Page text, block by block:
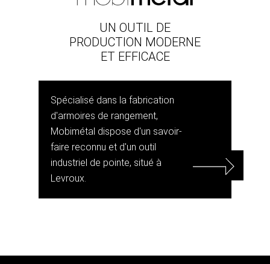
UN OUTIL DE
PRODUCTION MODERNE
ET EFFICACE
Spécialisé dans la fabrication
d'armoires de rangement,
Mobimétal dispose d'un savoir-
faire reconnu et d'un outil
industriel de pointe, situé à
Levroux.